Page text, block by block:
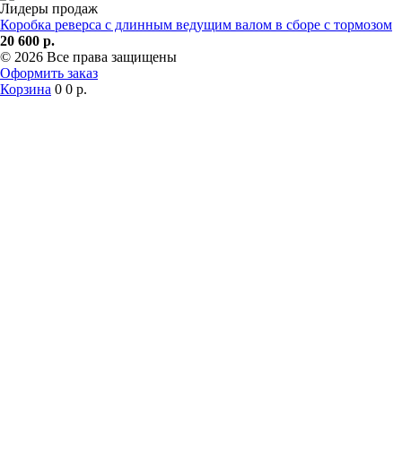
Лидеры продаж
Коробка реверса с длинным ведущим валом в сборе с тормозом
20 600 р.
© 2026 Все права защищены
Оформить заказ
Корзина 0 0 р.